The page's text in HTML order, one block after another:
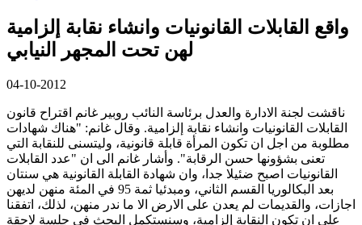
واقع القابلات القانونيات وانشاء نقابة إلزامية
لهن تحت المجهر النيابي
04-10-2012
ناقشت لجنة الادارة والعدل برئاسة النائب روبير غانم اقتراح قانون
القابلات القانونيات وانشاء نقابة إلزامية. وقال غانم: "هناك شهادات
مطلوبة من اجل ان تكون المرأة قابلة قانونية، وليتسنى للنقابة التي
تعنى بشؤونها حسن الرقابة". وأشار غانم الى ان "عدد القابلات
القانونيات اصبح ضئيلا جدا، وان شهادة القابلة القانونية هي سنتان
بعد البكالوريا القسم الثاني، ومبدئيا ثمة 95 في المئة منهن لديهن
اجازات، والقديمات لم يعدن على الارض الا ما ندر منهن، لذلك، اتفقنا
على ان تكون النقابة إلزامية، وسنستكمل البحث في جلسة لاحقة